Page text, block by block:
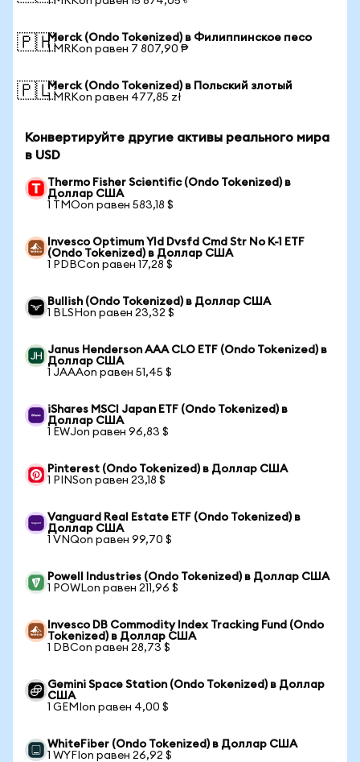
🇵🇭Merck (Ondo Tokenized) в Филиппинское песо
1 MRKon равен 7 807,90 ₱
🇵🇱Merck (Ondo Tokenized) в Польский злотый
1 MRKon равен 477,85 zł
Конвертируйте другие активы реального мира
в USD
Thermo Fisher Scientific (Ondo Tokenized) в
Доллар США
1 TMOon равен 583,18 $
Invesco Optimum Yld Dvsfd Cmd Str No K-1 ETF
(Ondo Tokenized) в Доллар США
1 PDBCon равен 17,28 $
Bullish (Ondo Tokenized) в Доллар США
1 BLSHon равен 23,32 $
Janus Henderson AAA CLO ETF (Ondo Tokenized) в
Доллар США
1 JAAAon равен 51,45 $
iShares MSCI Japan ETF (Ondo Tokenized) в
Доллар США
1 EWJon равен 96,83 $
Pinterest (Ondo Tokenized) в Доллар США
1 PINSon равен 23,18 $
Vanguard Real Estate ETF (Ondo Tokenized) в
Доллар США
1 VNQon равен 99,70 $
Powell Industries (Ondo Tokenized) в Доллар США
1 POWLon равен 211,96 $
Invesco DB Commodity Index Tracking Fund (Ondo
Tokenized) в Доллар США
1 DBCon равен 28,73 $
Gemini Space Station (Ondo Tokenized) в Доллар
США
1 GEMIon равен 4,00 $
WhiteFiber (Ondo Tokenized) в Доллар США
1 WYFIon равен 26,92 $